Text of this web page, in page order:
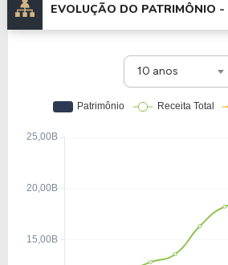
EVOLUÇÃO DO PATRIMÔNIO -
10 anos